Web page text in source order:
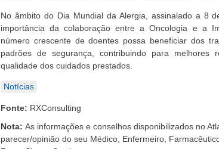
No âmbito do Dia Mundial da Alergia, assinalado a 8
importância da colaboração entre a Oncologia e a
número crescente de doentes possa beneficiar dos
padrões de segurança, contribuindo para melhores
qualidade dos cuidados prestados.
Notícias
Fonte: RXConsulting
Nota: As informações e conselhos disponibilizados no
parecer/opinião do seu Médico, Enfermeiro,